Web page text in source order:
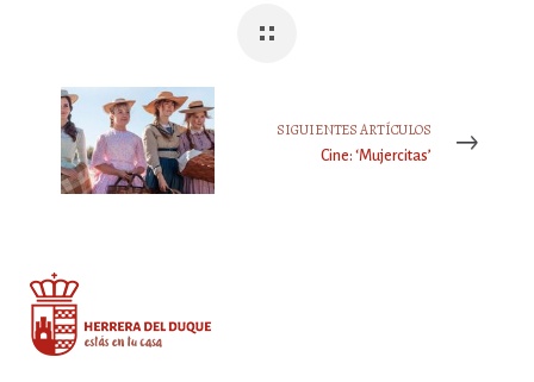
SIGUIENTES ARTÍCULOS
Cine: ‘Mujercitas’